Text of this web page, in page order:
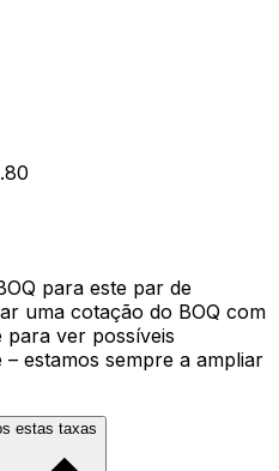
para este par de
uma cotação do BOQ com
para ver possíveis
estamos sempre a ampliar
estas taxas